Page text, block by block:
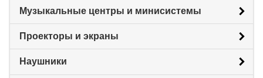
Музыкальные центры и минисистемы
Проекторы и экраны
Наушники